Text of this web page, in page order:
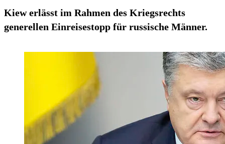
Kiew erlässt im Rahmen des Kriegsrechts
generellen Einreisestopp für russische Männer.